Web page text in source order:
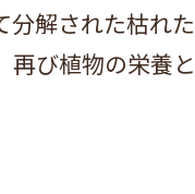
分解された枯れ
再び植物の栄養